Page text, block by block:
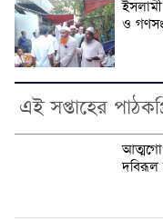
ও
এই সপ্তাহের
দবিরূল